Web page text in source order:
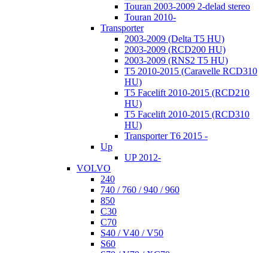
Touran 2003-2009 2-delad stereo
Touran 2010-
Transporter
2003-2009 (Delta T5 HU)
2003-2009 (RCD200 HU)
2003-2009 (RNS2 T5 HU)
T5 2010-2015 (Caravelle RCD310
HU)
T5 Facelift 2010-2015 (RCD210
HU)
T5 Facelift 2010-2015 (RCD310
HU)
Transporter T6 2015 -
Up
UP 2012-
VOLVO
240
740 / 760 / 940 / 960
850
C30
C70
S40 / V40 / V50
S60